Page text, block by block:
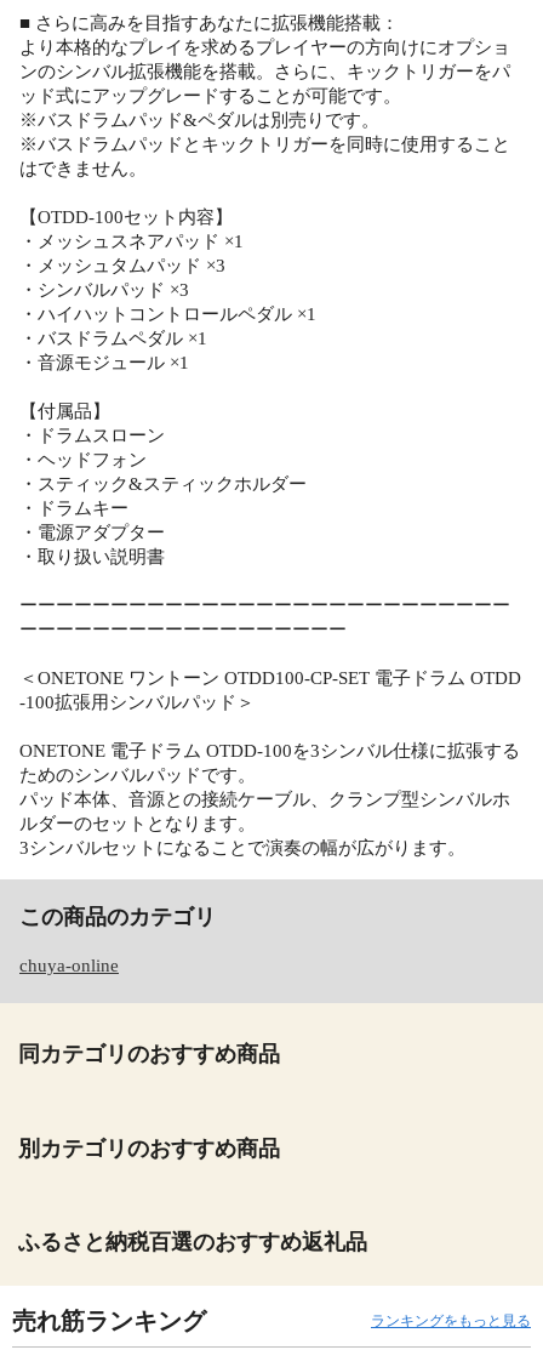
■ さらに高みを目指すあなたに拡張機能搭載：
より本格的なプレイを求めるプレイヤーの方向けにオプショ
ンのシンバル拡張機能を搭載。さらに、キックトリガーをパ
ッド式にアップグレードすることが可能です。
※バスドラムパッド&ペダルは別売りです。
※バスドラムパッドとキックトリガーを同時に使用すること
はできません。
【OTDD-100セット内容】
・メッシュスネアパッド ×1
・メッシュタムパッド ×3
・シンバルパッド ×3
・ハイハットコントロールペダル ×1
・バスドラムペダル ×1
・音源モジュール ×1
【付属品】
・ドラムスローン
・ヘッドフォン
・スティック&スティックホルダー
・ドラムキー
・電源アダプター
・取り扱い説明書
ーーーーーーーーーーーーーーーーーーーーーーーーーーー
ーーーーーーーーーーーーーーーーーー
＜ONETONE ワントーン OTDD100-CP-SET 電子ドラム OTDD
-100拡張用シンバルパッド＞
ONETONE 電子ドラム OTDD-100を3シンバル仕様に拡張する
ためのシンバルパッドです。
パッド本体、音源との接続ケーブル、クランプ型シンバルホ
ルダーのセットとなります。
3シンバルセットになることで演奏の幅が広がります。
この商品のカテゴリ
chuya-online
同カテゴリのおすすめ商品
別カテゴリのおすすめ商品
ふるさと納税百選のおすすめ返礼品
売れ筋ランキング ランキングをもっと見る